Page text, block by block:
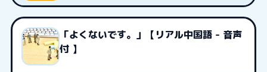
「よくないです。」【リアル中国語 - 音声
付 】